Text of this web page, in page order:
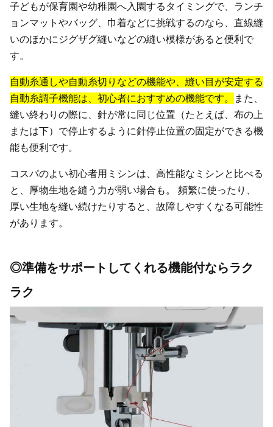
子どもが保育園や幼稚園へ入園するタイミングで、ランチ
ョンマットやバッグ、巾着などに挑戦するのなら、直線縫
いのほかにジグザグ縫いなどの縫い模様があると便利で
す。
自動糸通しや自動糸切りなどの機能や、縫い目が安定する
自動糸調子機能は、初心者におすすめの機能です。
また、
縫い終わりの際に、針が常に同じ位置（たとえば、布の上
または下）で停止するように針停止位置の固定ができる機
能も便利です。
コスパのよい初心者用ミシンは、高性能なミシンと比べる
と、厚物生地を縫う力が弱い場合も。 頻繁に使ったり、
厚い生地を縫い続けたりすると、故障しやすくなる可能性
があります。
◎準備をサポートしてくれる機能付ならラク
ラク